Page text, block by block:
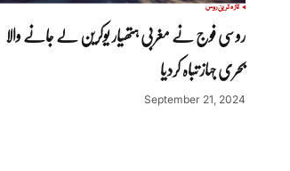
تازہ ترینروس
روسی فوج نے مغربی ہتھیار یوکرین لے جانے والا
بحری جہاز تباہ کردیا
September 21, 2024